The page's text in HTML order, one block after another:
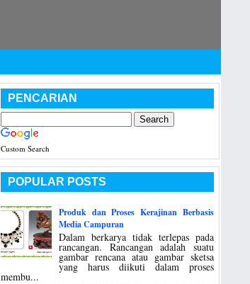
PENCARIAN
Custom Search
POPULAR POSTS
Produk dan Proses Kerajinan Berbasis
Media Campuran
Dalam berkarya tidak terlepas pada
rancangan. Rancangan adalah suatu
gambar rencana atau gambar sketsa
yang harus diikuti dalam proses
membu...